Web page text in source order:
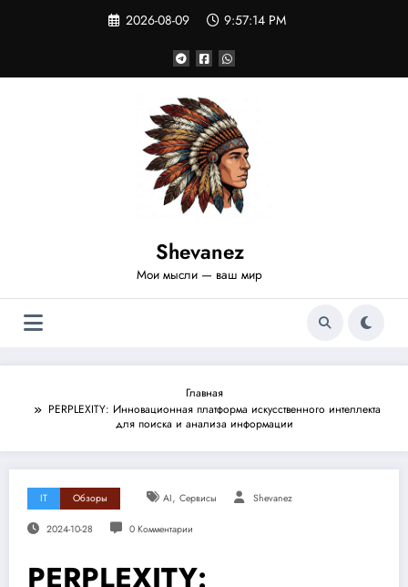
2026-08-09 9:57:15 PM
Shevanez
Мои мысли — ваш мир
Главная
PERPLEXITY: Инновационная платформа искусственного интеллекта
для поиска и анализа информации
IT Обзоры AI, Сервисы Shevanez
2024-10-28 0 Комментарии
PERPLEXITY: